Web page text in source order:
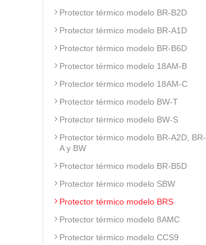
Protector térmico modelo BR-B2D
Protector térmico modelo BR-A1D
Protector térmico modelo BR-B6D
Protector térmico modelo 18AM-B
Protector térmico modelo 18AM-C
Protector térmico modelo BW-T
Protector térmico modelo BW-S
Protector térmico modelo BR-A2D, BR-
A y BW
Protector térmico modelo BR-B5D
Protector térmico modelo SBW
Protector térmico modelo BRS
Protector térmico modelo 8AMC
Protector térmico modelo CCS9